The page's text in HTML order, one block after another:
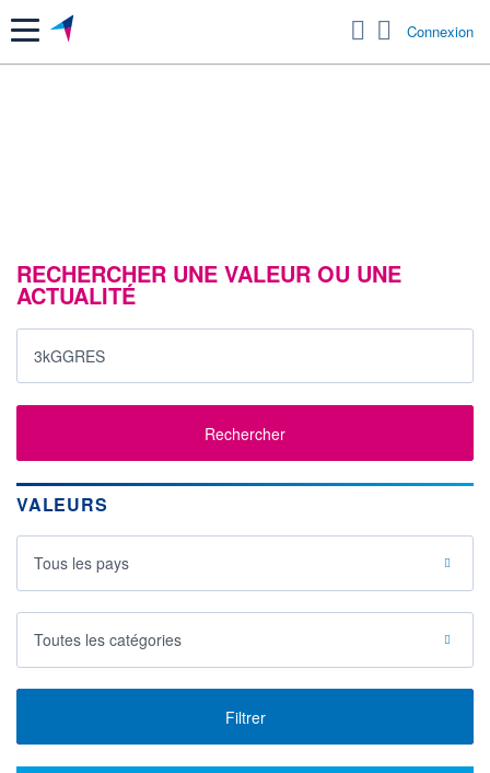
Menu Connexion
RECHERCHER UNE VALEUR OU UNE
ACTUALITÉ
Rechercher
VALEURS
Tous les pays
Toutes les catégories
Filtrer